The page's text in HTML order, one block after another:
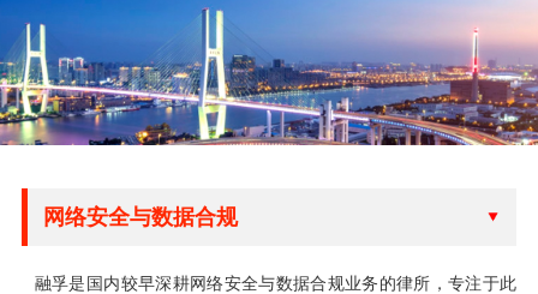
网络安全与数据合规
融孚是国内较早深耕网络安全与数据合规业务的律所，专注于此